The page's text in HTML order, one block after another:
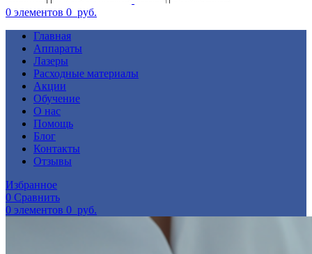
0 элементов 0 руб.
Главная
Аппараты
Лазеры
Расходные материалы
Акции
Обучение
О нас
Помощь
Блог
Контакты
Отзывы
Избранное
0 Сравнить
0 элементов 0 руб.